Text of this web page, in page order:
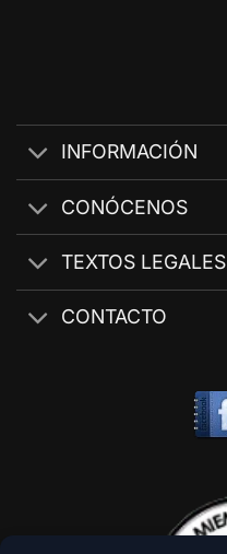
INFORMACIÓN
CONÓCENOS
TEXTOS LEGALES
CONTACTO